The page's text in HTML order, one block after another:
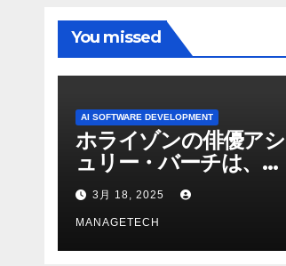
You missed
AI SOFTWARE DEVELOPMENT
ホライゾンの俳優アシ
ュリー・バーチは、ソ
ニーのAIアロイのビデ
オを見て「ゲームパフ
ォーマンスという芸術
形式に不安を感じた」
3月 18, 2025
MANAGETECH